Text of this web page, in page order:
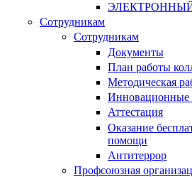
Сотрудникам
Сотрудникам
Документы
План работы
Методическая
Инновационные
Аттестация
Оказание
помощи
Антитеррор
Профсоюзная